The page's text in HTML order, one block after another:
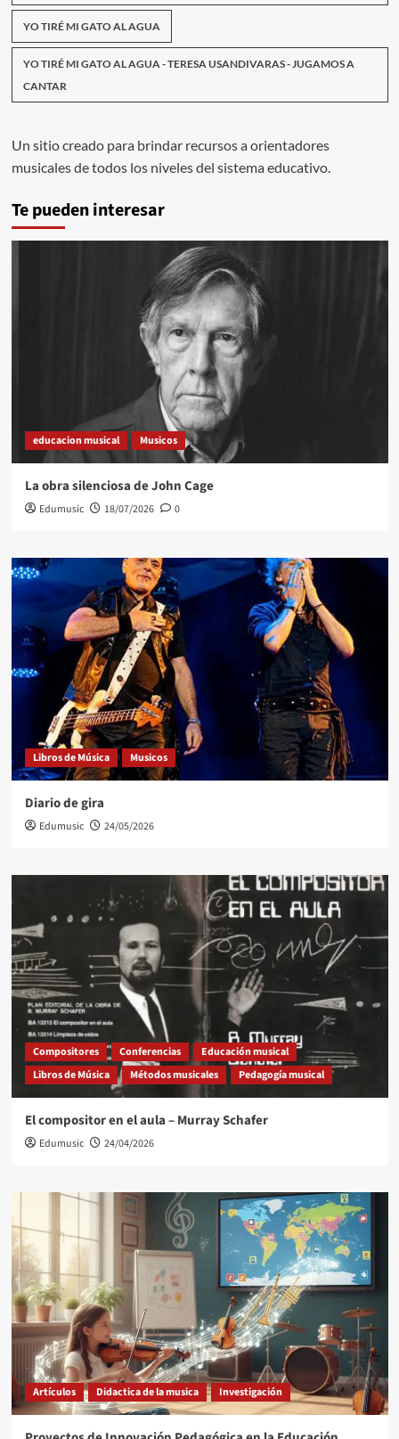
YO TIRÉ MI GATO AL AGUA
YO TIRÉ MI GATO AL AGUA - TERESA USANDIVARAS - JUGAMOS A
CANTAR
Un sitio creado para brindar recursos a orientadores
musicales de todos los niveles del sistema educativo.
Te pueden interesar
educacion musical Musicos
La obra silenciosa de John Cage
Edumusic 18/07/2026 0
Libros de Música Musicos
Diario de gira
Edumusic 24/05/2026
Compositores Conferencias
Educación musical
Libros de Música
Métodos musicales Pedagogía musical
El compositor en el aula – Murray Schafer
Edumusic 24/04/2026
Artículos Didactica de la musica Investigación